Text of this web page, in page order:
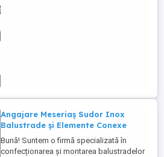
Angajare Meseriaș Sudor Inox
Balustrade și Elemente Conexe
Bună! Suntem o firmă specializată în
confecționarea și montarea balustradelor